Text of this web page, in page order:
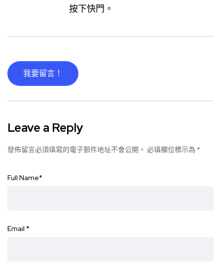
按下快門。
我要留言！
Leave a Reply
發佈留言必須填寫的電子郵件地址不會公開。 必填欄位標示為 *
Full Name*
Email *